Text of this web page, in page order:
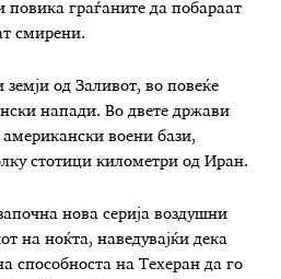
повика граѓаните да побараат
смирени.
земји од Заливот, во повеќе
напади. Во двете држави
воени бази,
стотици километри од Иран.
нова серија воздушни
на ноќта, наведувајќи дека
способноста на Техеран да го